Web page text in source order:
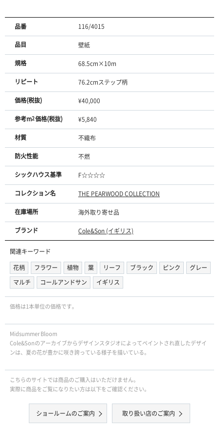
品番 116/4015
品目 壁紙
規格 68.5cm×10m
リピート 76.2cmステップ柄
価格(税抜) ¥40,000
参考m2価格(税抜) ¥5,840
材質 不織布
防火性能 不燃
シックハウス基準 F☆☆☆☆
コレクション名 THE PEARWOOD COLLECTION
在庫場所 海外取り寄せ品
ブランド Cole&Son (イギリス)
関連キーワード
花柄
フラワー 植物 葉 リーフ ブラック ピンク
グレー
マルチ
コールアンドサン イギリス
価格は1本単位の価格です。
Midsummer Bloom
Cole&Sonのアーカイブからデザインスタジオによってペイントされ直したデザイ
ンは、夏の花が豊かに咲き誇っている様子を描いている。
こちらのサイトでは商品のご購入はいただけません。
実際に商品をご覧になりたい方は以下をご確認ください。
ショールームのご案内 取り扱い店のご案内